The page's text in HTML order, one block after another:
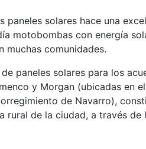
paneles solares hace una
motobombas con energía
muchas comunidades.
paneles solares para los
y Morgan (ubicadas en
de Navarro),
rural de la ciudad, a través